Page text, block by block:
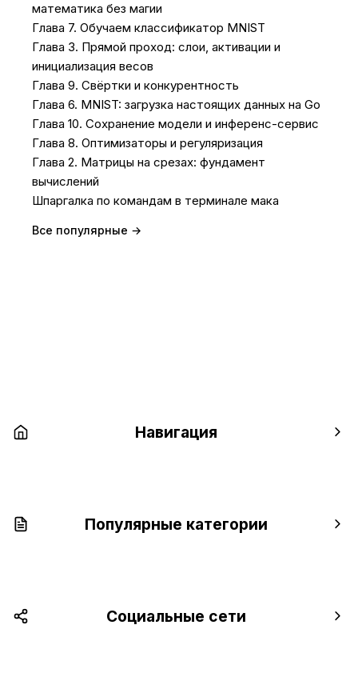
математика без магии
Глава 7. Обучаем классификатор MNIST
Глава 3. Прямой проход: слои, активации и
инициализация весов
Глава 9. Свёртки и конкурентность
Глава 6. MNIST: загрузка настоящих данных на Go
Глава 10. Сохранение модели и инференс-сервис
Глава 8. Оптимизаторы и регуляризация
Глава 2. Матрицы на срезах: фундамент
вычислений
Шпаргалка по командам в терминале мака
Все популярные →
Навигация
Популярные категории
Социальные сети